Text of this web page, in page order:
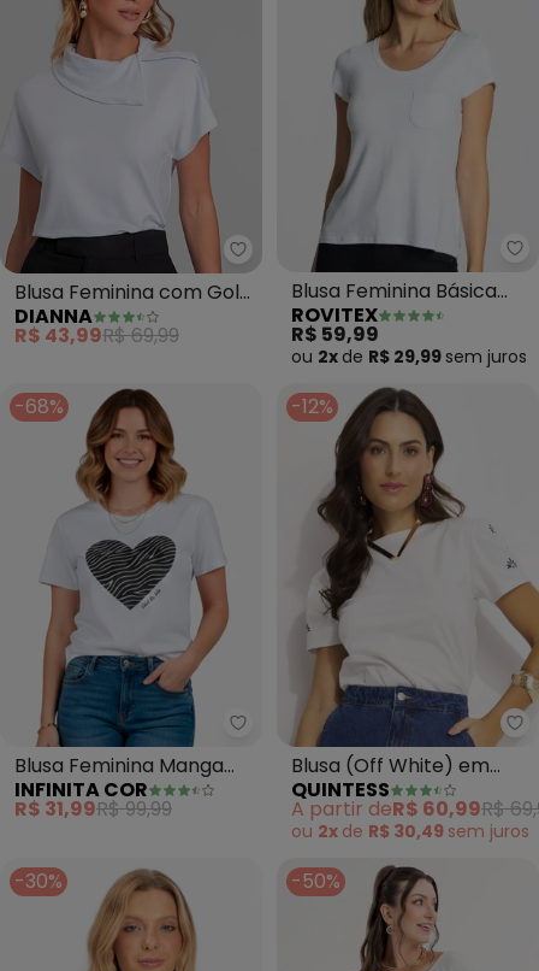
Dianna - Blusa Feminina com
Blusa Feminina com Gola
Diferenciada (Branco)
DIANNA
R$ 43,99R$ 69,99
Blusa Feminina Básica
(Branco)
ROVITEX
R$ 59,99
ou 2x de R$ 29,99 sem juros
-68%
Infinita Cor - Blusa Feminina
Blusa Feminina Manga
Curta (Branco)
INFINITA COR
R$ 31,99R$ 99,99
-12%
Blusa (Off White) em
Malha de Algodão
Penteado
QUINTESS
A partir deR$ 60,99R$
ou 2x de R$ 30,49 sem juros
-30% -50%